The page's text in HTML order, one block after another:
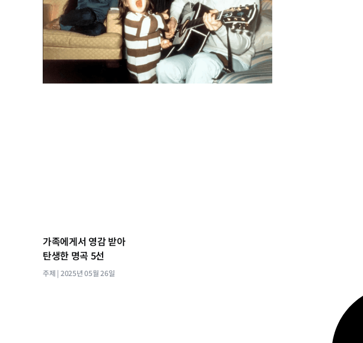
가족에게서 영감 받아
탄생한 명곡 5선
주제 2025년 05월 26일